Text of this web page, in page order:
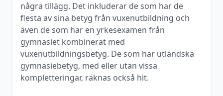
några tillägg. Det inkluderar de som har de
flesta av sina betyg från vuxenutbildning och
även de som har en yrkesexamen från
gymnasiet kombinerat med
vuxenutbildningsbetyg. De som har utländska
gymnasiebetyg, med eller utan vissa
kompletteringar, räknas också hit.